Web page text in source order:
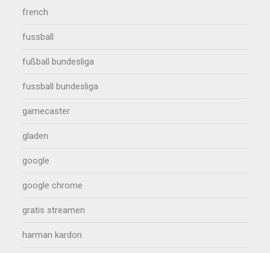
french
fussball
fußball bundesliga
fussball bundesliga
gamecaster
gladen
google
google chrome
gratis streamen
harman kardon